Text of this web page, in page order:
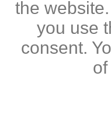
the
you use
consent.